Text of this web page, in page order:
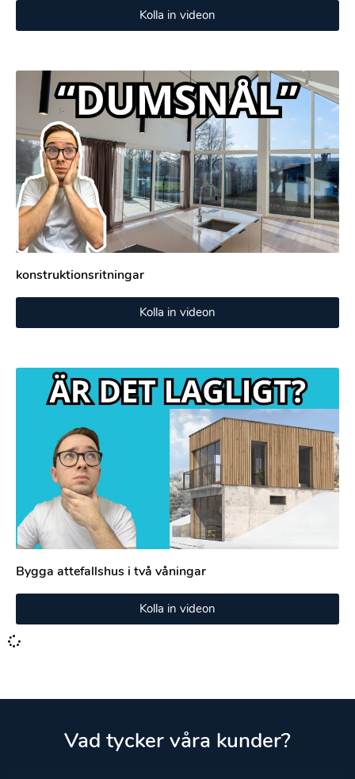
Kolla in videon
konstruktionsritningar
Kolla in videon
Bygga attefallshus i två våningar
Kolla in videon
Vad tycker våra kunder?